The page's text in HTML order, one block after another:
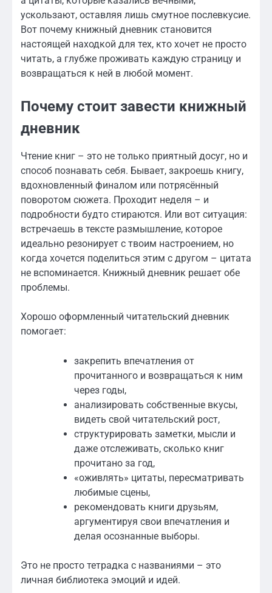
ускользают, оставляя лишь смутное послевкусие.
Вот почему книжный дневник становится
настоящей находкой для тех, кто хочет не просто
читать, а глубже проживать каждую страницу и
возвращаться к ней в любой момент.
Почему стоит завести книжный
дневник
Чтение книг – это не только приятный досуг, но и
способ познавать себя. Бывает, закроешь книгу,
вдохновленный финалом или потрясённый
поворотом сюжета. Проходит неделя – и
подробности будто стираются. Или вот ситуация:
встречаешь в тексте размышление, которое
идеально резонирует с твоим настроением, но
когда хочется поделиться этим с другом – цитата
не вспоминается. Книжный дневник решает обе
проблемы.
Хорошо оформленный читательский дневник
помогает:
закрепить впечатления от
прочитанного и возвращаться к ним
через годы,
анализировать собственные вкусы,
видеть свой читательский рост,
структурировать заметки, мысли и
даже отслеживать, сколько книг
прочитано за год,
«оживлять» цитаты, пересматривать
любимые сцены,
рекомендовать книги друзьям,
аргументируя свои впечатления и
делая осознанные выборы.
Это не просто тетрадка с названиями – это
личная библиотека эмоций и идей.